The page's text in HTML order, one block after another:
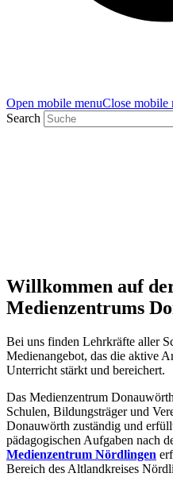
Open mobile menuClose mobile
Search
Willkommen auf
Medienzentrums
Bei uns finden Lehrkräfte aller
Medienangebot, das die aktive
Unterricht stärkt und bereichert.
Das Medienzentrum
Schulen, Bildungsträger und
Donauwörth zuständig und
pädagogischen Aufgaben nach
Medienzentrum Nördlingen
Bereich des Altlandkreises